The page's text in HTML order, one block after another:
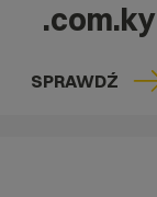
.com.ky
SPRAWDŹ